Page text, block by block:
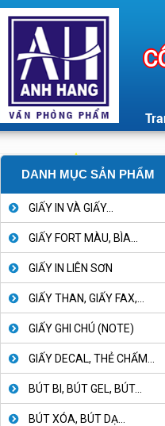
DANH MỤC SẢN PHẨM
GIẤY IN VÀ GIẤY...
GIẤY FORT MÀU, BÌA...
GIẤY IN LIÊN SƠN
GIẤY THAN, GIẤY FAX,...
GIẤY GHI CHÚ (NOTE)
GIẤY DECAL, THẺ CHẤM...
BÚT BI, BÚT GEL, BÚT...
BÚT XÓA, BÚT DẠ...